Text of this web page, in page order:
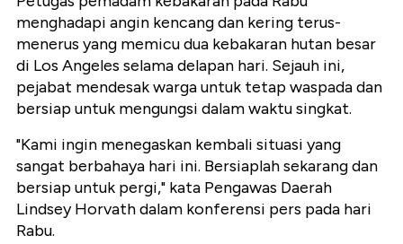
menghadapi angin kencang dan kering terus-
menerus yang memicu dua kebakaran hutan besar
di Los Angeles selama delapan hari. Sejauh ini,
pejabat mendesak warga untuk tetap waspada dan
bersiap untuk mengungsi dalam waktu singkat.
"Kami ingin menegaskan kembali situasi yang
sangat berbahaya hari ini. Bersiaplah sekarang dan
bersiap untuk pergi," kata Pengawas Daerah
Lindsey Horvath dalam konferensi pers pada hari
Rabu.